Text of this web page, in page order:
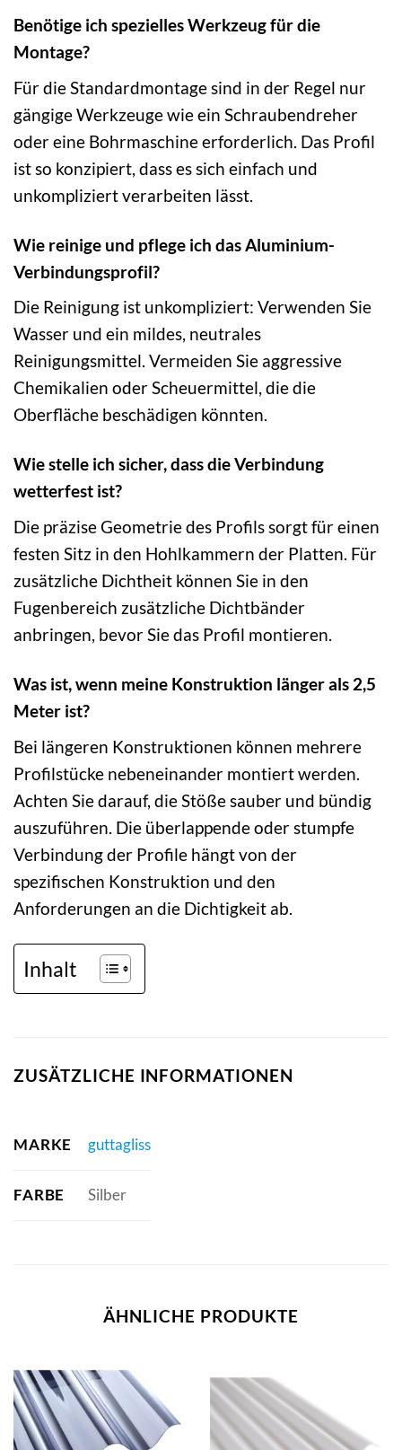
Benötige ich spezielles Werkzeug für die
Montage?
Für die Standardmontage sind in der Regel nur
gängige Werkzeuge wie ein Schraubendreher
oder eine Bohrmaschine erforderlich. Das Profil
ist so konzipiert, dass es sich einfach und
unkompliziert verarbeiten lässt.
Wie reinige und pflege ich das Aluminium-
Verbindungsprofil?
Die Reinigung ist unkompliziert: Verwenden Sie
Wasser und ein mildes, neutrales
Reinigungsmittel. Vermeiden Sie aggressive
Chemikalien oder Scheuermittel, die die
Oberfläche beschädigen könnten.
Wie stelle ich sicher, dass die Verbindung
wetterfest ist?
Die präzise Geometrie des Profils sorgt für einen
festen Sitz in den Hohlkammern der Platten. Für
zusätzliche Dichtheit können Sie in den
Fugenbereich zusätzliche Dichtbänder
anbringen, bevor Sie das Profil montieren.
Was ist, wenn meine Konstruktion länger als 2,5
Meter ist?
Bei längeren Konstruktionen können mehrere
Profilstücke nebeneinander montiert werden.
Achten Sie darauf, die Stöße sauber und bündig
auszuführen. Die überlappende oder stumpfe
Verbindung der Profile hängt von der
spezifischen Konstruktion und den
Anforderungen an die Dichtigkeit ab.
Inhalt
ZUSÄTZLICHE INFORMATIONEN
MARKE guttagliss
FARBE Silber
ÄHNLICHE PRODUKTE